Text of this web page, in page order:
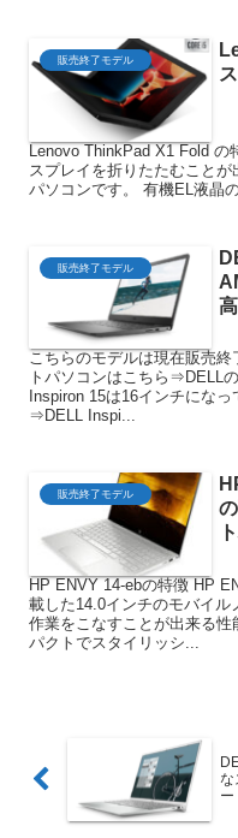
販売終了モデル
Lenovo ThinkPad X1 Fold
スプレイを折りたたむこと
パソコンです。 有機EL液晶
販売終了モデル
こちらのモデルは現在販売
トパソコンはこちら⇒DELL
Inspiron 15は16インチにな
⇒DELL Inspi...
販売終了モデル
HP ENVY 14-ebの特徴 HP
載した14.0インチのモバイル
作業をこなすことが出来る
パクトでスタイリッシ...
な
ー